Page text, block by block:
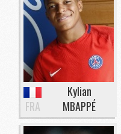
FRA
Kylian
MBAPPÉ